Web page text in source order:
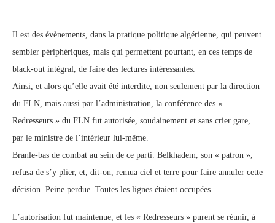
Il est des évènements, dans la pratique politique algérienne, qui peuvent
sembler périphériques, mais qui permettent pourtant, en ces temps de
black-out intégral, de faire des lectures intéressantes.
Ainsi, et alors qu’elle avait été interdite, non seulement par la direction
du FLN, mais aussi par l’administration, la conférence des «
Redresseurs » du FLN fut autorisée, soudainement et sans crier gare,
par le ministre de l’intérieur lui-même.
Branle-bas de combat au sein de ce parti. Belkhadem, son « patron »,
refusa de s’y plier, et, dit-on, remua ciel et terre pour faire annuler cette
décision. Peine perdue. Toutes les lignes étaient occupées.
L’autorisation fut maintenue, et les « Redresseurs » purent se réunir, à